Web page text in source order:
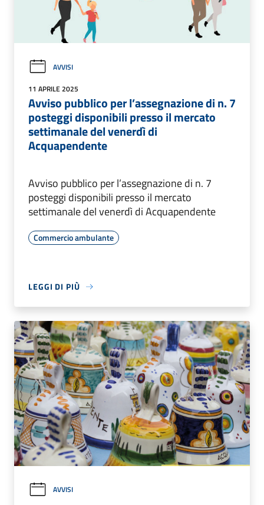
AVVISI
11 APRILE 2025
Avviso pubblico per l’assegnazione di n. 7
posteggi disponibili presso il mercato
settimanale del venerdì di
Acquapendente
Avviso pubblico per l’assegnazione di n. 7
posteggi disponibili presso il mercato
settimanale del venerdì di Acquapendente
Commercio ambulante
LEGGI DI PIÙ
AVVISI